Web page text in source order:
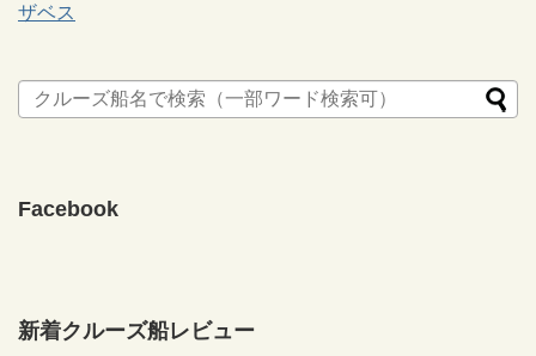
ザベス
Facebook
新着クルーズ船レビュー